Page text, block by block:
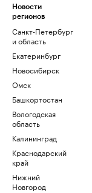
Новости
регионов
Санкт-Петербург
и область
Екатеринбург
Новосибирск
Омск
Башкортостан
Вологодская
область
Калининград
Краснодарский
край
Нижний
Новгород